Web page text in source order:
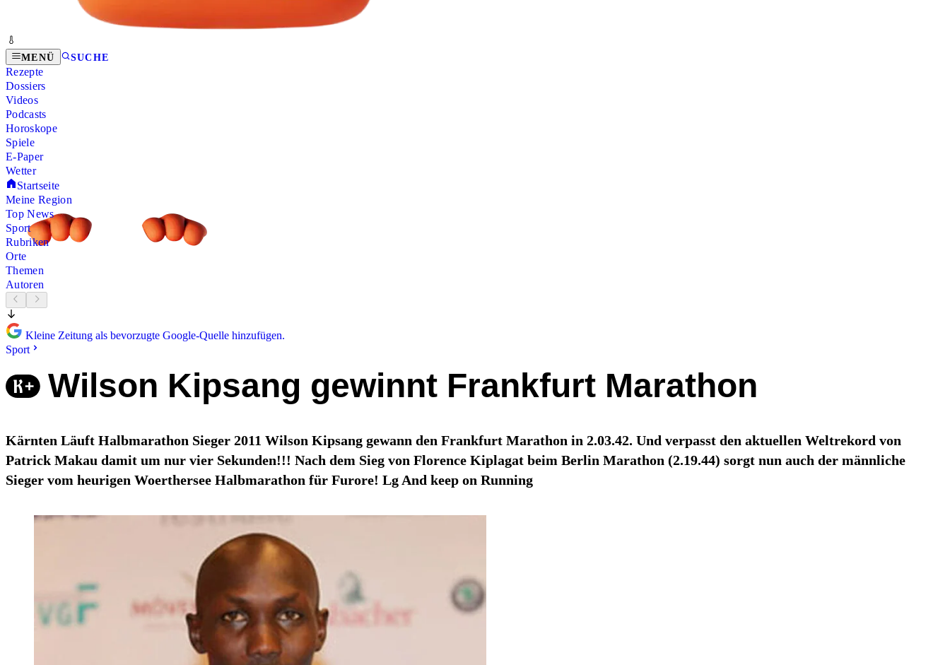
MENÜ SUCHE
Rezepte
Dossiers
Videos
Podcasts
Horoskope
Spiele
E-Paper
Wetter
Startseite
Meine Region
Top News
Sport
Rubriken
Orte
Themen
Autoren
Kleine Zeitung als bevorzugte Google-Quelle hinzufügen.
Sport
Wilson Kipsang gewinnt Frankfurt Marathon
Kärnten Läuft Halbmarathon Sieger 2011 Wilson Kipsang gewann den Frankfurt Marathon in 2.03.42. Und verpasst den aktuellen Weltrekord von
Patrick Makau damit um nur vier Sekunden!!! Nach dem Sieg von Florence Kiplagat beim Berlin Marathon (2.19.44) sorgt nun auch der männliche
Sieger vom heurigen Woerthersee Halbmarathon für Furore! Lg And keep on Running